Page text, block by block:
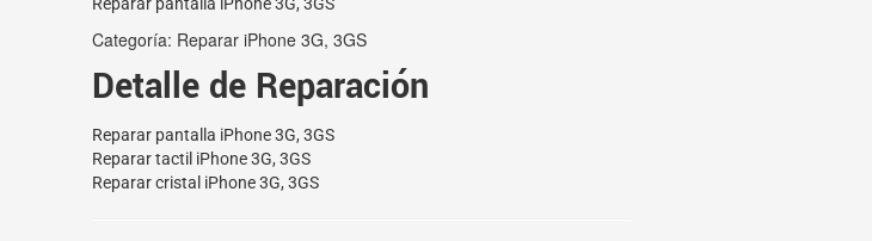
Categoría: Reparar iPhone 3G, 3GS
Detalle de Reparación
Reparar pantalla iPhone 3G, 3GS
Reparar tactil iPhone 3G, 3GS
Reparar cristal iPhone 3G, 3GS